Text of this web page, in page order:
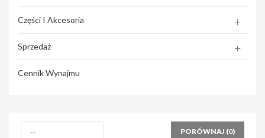
Części I Akcesoria
Sprzedaż
Cennik Wynajmu
PORÓWNAJ (0)